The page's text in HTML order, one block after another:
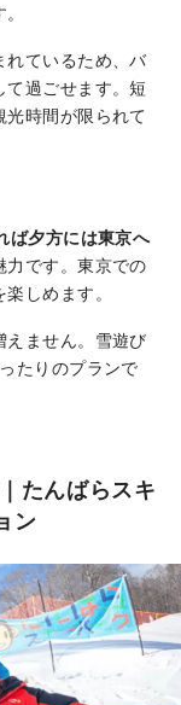
れているため、バ
て過ごせます。短
時間が限られて
ば夕方には東京へ
力です。東京での
しめます。
えません。雪遊び
たりのプランで
たんばらスキ
ン